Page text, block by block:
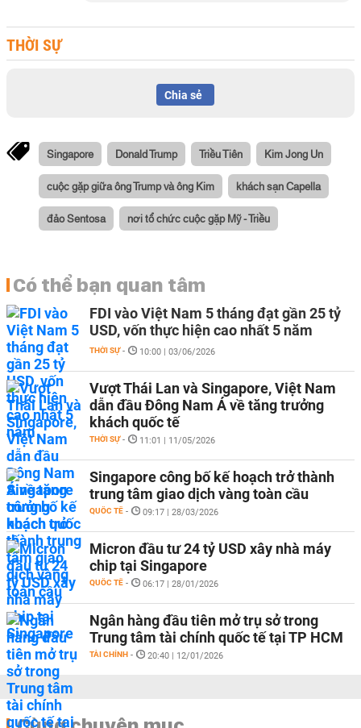
THỜI SỰ
Chia sẻ
Singapore Donald Trump Triều Tiên Kim Jong Un
cuộc gặp giữa ông Trump và ông Kim khách sạn Capella
đảo Sentosa nơi tổ chức cuộc gặp Mỹ - Triều
Có thể bạn quan tâm
FDI vào Việt Nam 5 tháng đạt gần 25 tỷ
USD, vốn thực hiện cao nhất 5 năm
THỜI SỰ - 10:00 | 03/06/2026
Vượt Thái Lan và Singapore, Việt Nam
dẫn đầu Đông Nam Á về tăng trưởng
khách quốc tế
THỜI SỰ - 11:01 | 11/05/2026
Singapore công bố kế hoạch trở thành
trung tâm giao dịch vàng toàn cầu
QUỐC TẾ - 09:17 | 28/03/2026
Micron đầu tư 24 tỷ USD xây nhà máy
chip tại Singapore
QUỐC TẾ - 06:17 | 28/01/2026
Ngân hàng đầu tiên mở trụ sở trong
Trung tâm tài chính quốc tế tại TP HCM
TÀI CHÍNH - 20:40 | 12/01/2026